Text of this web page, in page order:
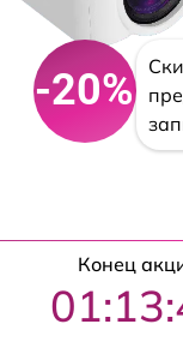
-20%
Конец